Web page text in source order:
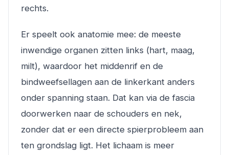
rechts.
Er speelt ook anatomie mee: de meeste
inwendige organen zitten links (hart, maag,
milt), waardoor het middenrif en de
bindweefsellagen aan de linkerkant anders
onder spanning staan. Dat kan via de fascia
doorwerken naar de schouders en nek,
zonder dat er een directe spierprobleem aan
ten grondslag ligt. Het lichaam is meer